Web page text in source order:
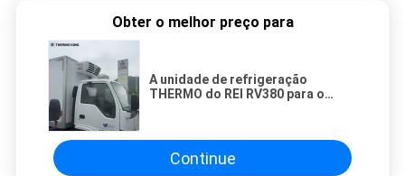
Obter o melhor preço para
A unidade de refrigeração
THERMO do REI RV380 para o
caminhão mantém o gelado dos
peixes da carne fresco
Continue